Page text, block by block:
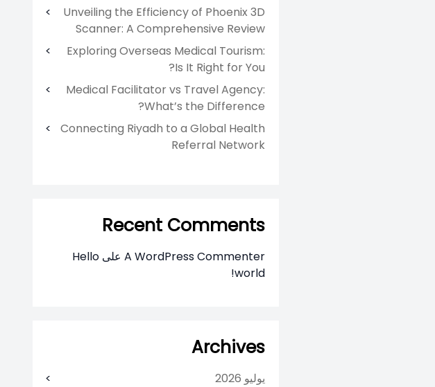
Unveiling the Efficiency of Phoenix 3D
Scanner: A Comprehensive Review
Exploring Overseas Medical Tourism:
Is It Right for You?
Medical Facilitator vs Travel Agency:
What’s the Difference?
Connecting Riyadh to a Global Health
Referral Network
Recent Comments
A WordPress Commenter على Hello
world!
Archives
يوليو 2026